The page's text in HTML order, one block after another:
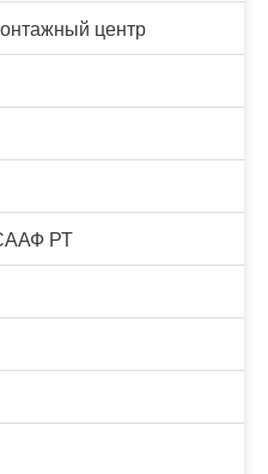
центр
РТ